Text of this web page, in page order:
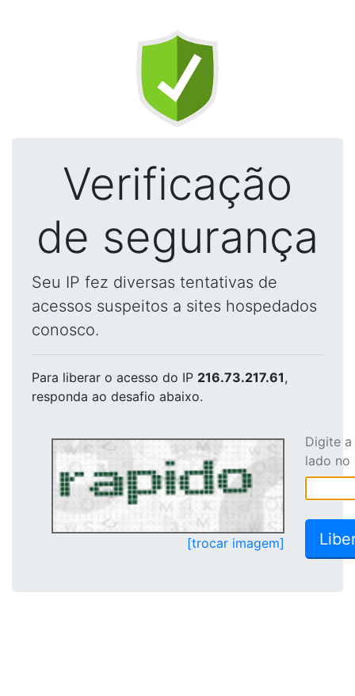
Verificação
de segurança
Seu IP fez diversas tentativas de
acessos suspeitos a sites hospedados
conosco.
Para liberar o acesso do IP 216.73.217.61,
responda ao desafio abaixo.
[trocar imagem]
Digite
lado no